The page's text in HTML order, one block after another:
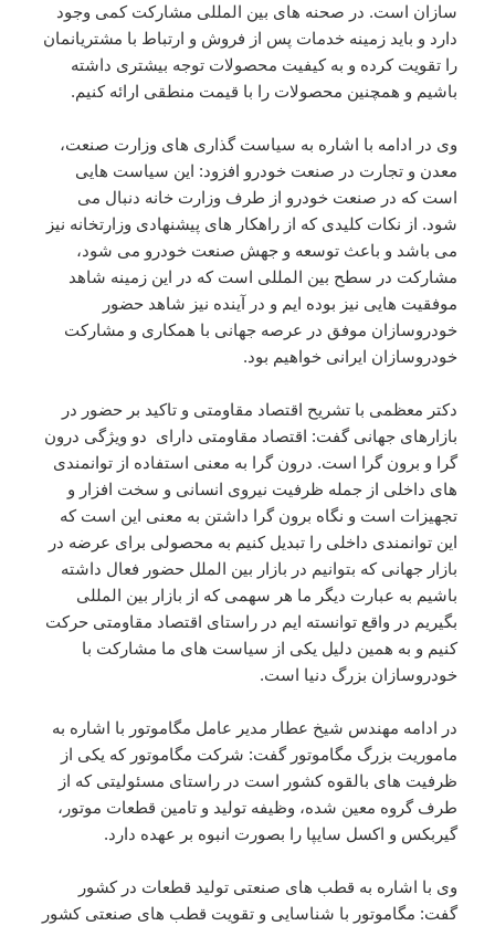
سازان است. در صحنه های بین المللی مشارکت کمی وجود
دارد و باید زمینه خدمات پس از فروش و ارتباط با مشتریانمان
را تقویت کرده و به کیفیت محصولات توجه بیشتری داشته
باشیم و همچنین محصولات را با قیمت منطقی ارائه کنیم.
وی در ادامه با اشاره به سیاست گذاری های وزارت صنعت،
معدن و تجارت در صنعت خودرو افزود: این سیاست هایی
است که در صنعت خودرو از طرف وزارت خانه دنبال می
شود. از نکات کلیدی که از راهکار های پیشنهادی وزارتخانه نیز
می باشد و باعث توسعه و جهش صنعت خودرو می شود،
مشارکت در سطح بین المللی است که در این زمینه شاهد
موفقیت هایی نیز بوده ایم و در آینده نیز شاهد حضور
خودروسازان موفق در عرصه جهانی با همکاری و مشارکت
خودروسازان ایرانی خواهیم بود.
دکتر معظمی با تشریح اقتصاد مقاومتی و تاکید بر حضور در
بازارهای جهانی گفت: اقتصاد مقاومتی دارای دو ویژگی درون
گرا و برون گرا است. درون گرا به معنی استفاده از توانمندی
های داخلی از جمله ظرفیت نیروی انسانی و سخت افزار و
تجهیزات است و نگاه برون گرا داشتن به معنی این است که
این توانمندی داخلی را تبدیل کنیم به محصولی برای عرضه در
بازار جهانی که بتوانیم در بازار بین الملل حضور فعال داشته
باشیم به عبارت دیگر ما هر سهمی که از بازار بین المللی
بگیریم در واقع توانسته ایم در راستای اقتصاد مقاومتی حرکت
کنیم و به همین دلیل یکی از سیاست های ما مشارکت با
خودروسازان بزرگ دنیا است.
در ادامه مهندس شیخ عطار مدیر عامل مگاموتور با اشاره به
ماموریت بزرگ مگاموتور گفت: شرکت مگاموتور که یکی از
ظرفیت های بالقوه کشور است در راستای مسئولیتی که از
طرف گروه معین شده، وظیفه تولید و تامین قطعات موتور،
گیربکس و اکسل سایپا را بصورت انبوه بر عهده دارد.
وی با اشاره به قطب های صنعتی تولید قطعات در کشور
گفت: مگاموتور با شناسایی و تقویت قطب های صنعتی کشور